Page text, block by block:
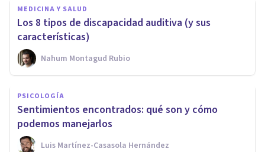
MEDICINA Y SALUD
Los 8 tipos de discapacidad auditiva (y sus
características)
Nahum Montagud Rubio
PSICOLOGÍA
Sentimientos encontrados: qué son y cómo
podemos manejarlos
Luis Martínez-Casasola Hernández